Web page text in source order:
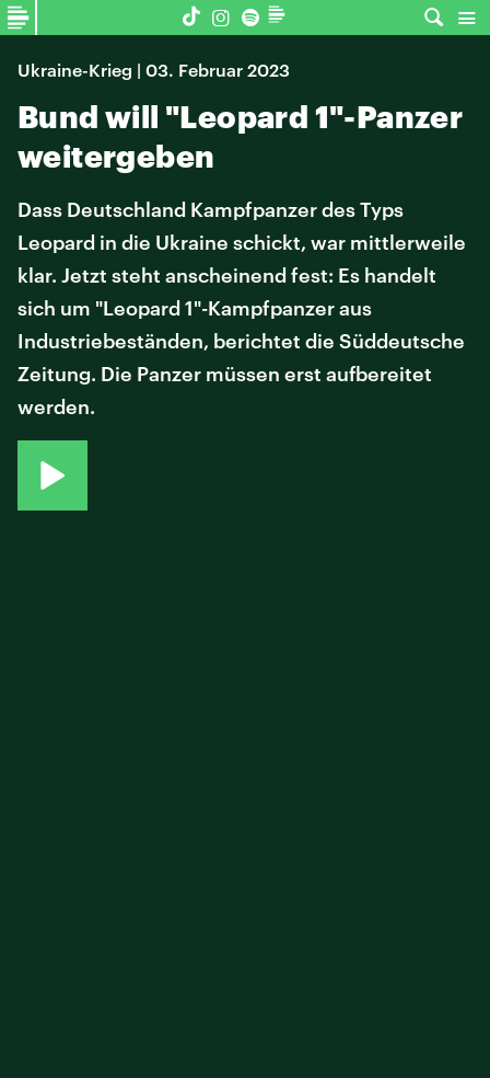
Ukraine-Krieg | 03. Februar 2023
Bund will "Leopard 1"-Panzer
weitergeben
Dass Deutschland Kampfpanzer des Typs
Leopard in die Ukraine schickt, war mittlerweile
klar. Jetzt steht anscheinend fest: Es handelt
sich um "Leopard 1"-Kampfpanzer aus
Industriebeständen, berichtet die Süddeutsche
Zeitung. Die Panzer müssen erst aufbereitet
werden.